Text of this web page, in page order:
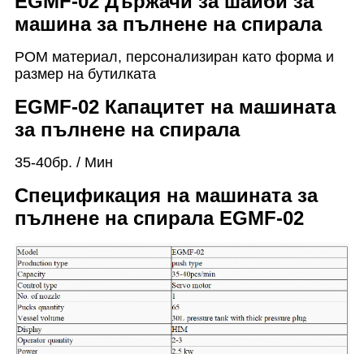
машина за пълнене на спирала
POM материал, персонализиран като форма и
размер на бутилката
EGMF-02 Капацитет на машината
за пълнене на спирала
35-40бр. / Мин
Спецификация на машината за
пълнене на спирала EGMF-02